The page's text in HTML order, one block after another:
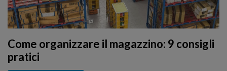
Come organizzare il magazzino: 9 consigli
pratici